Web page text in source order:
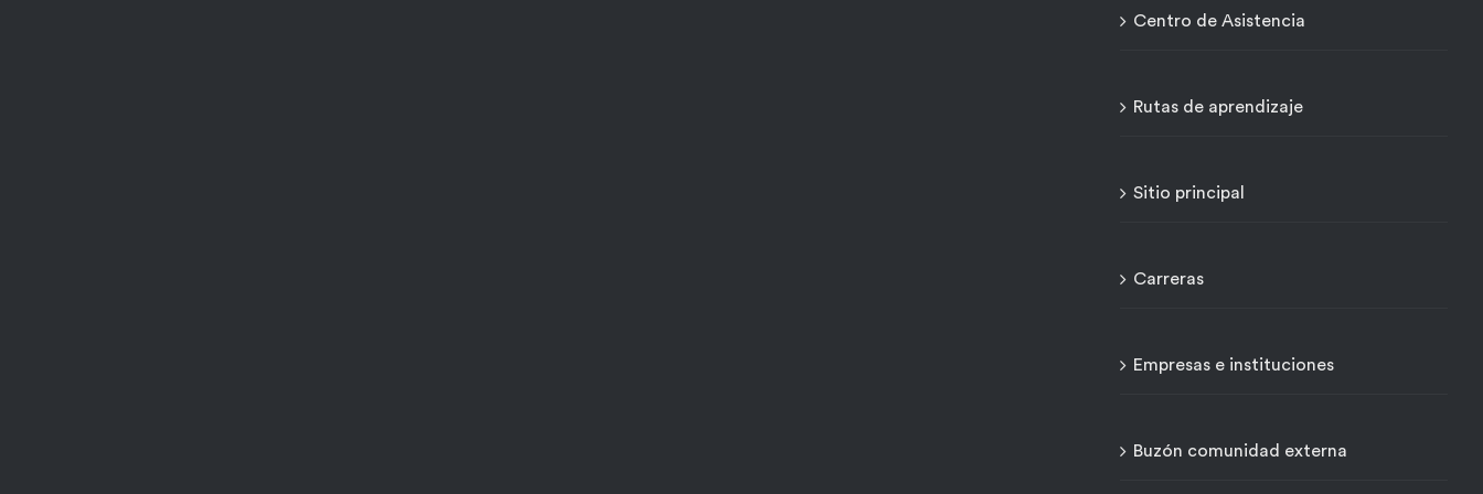
Centro de Asistencia
Rutas de aprendizaje
Sitio principal
Carreras
Empresas e instituciones
Buzón comunidad externa